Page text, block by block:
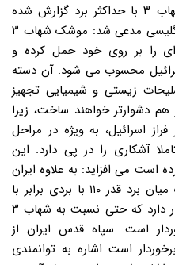
موشک های بالستیک میان برد شهاب ۳ با حداکثر برد گزارش شده
۱۹۳۰ کیلومتر است. این موسسه انگلیسی مدعی شد: موشک شهاب ۳
را بر روی خود حمل کرده و
محسوب می شود. آن دسته
۳ که با تسلیحات زیستی و شیمیایی تجهیز
هم دشوارتر خواهند ساخت، زیرا
اسرائیل، به ویژه در مراحل
آشکاری را در پی دارد. این
است می افزاید: به علاوه ایران
ذخیره ای از موشک های بالستیک میان برد قدر ۱۱۰ با بردی برابر با
۱۸۰۰ تا ۲۰۰۰ کیلومتر را نیز در اختیار دارد که حتی نسبت به شهاب ۳
است. سپاه قدس ایران از
است اشاره به توانمندی